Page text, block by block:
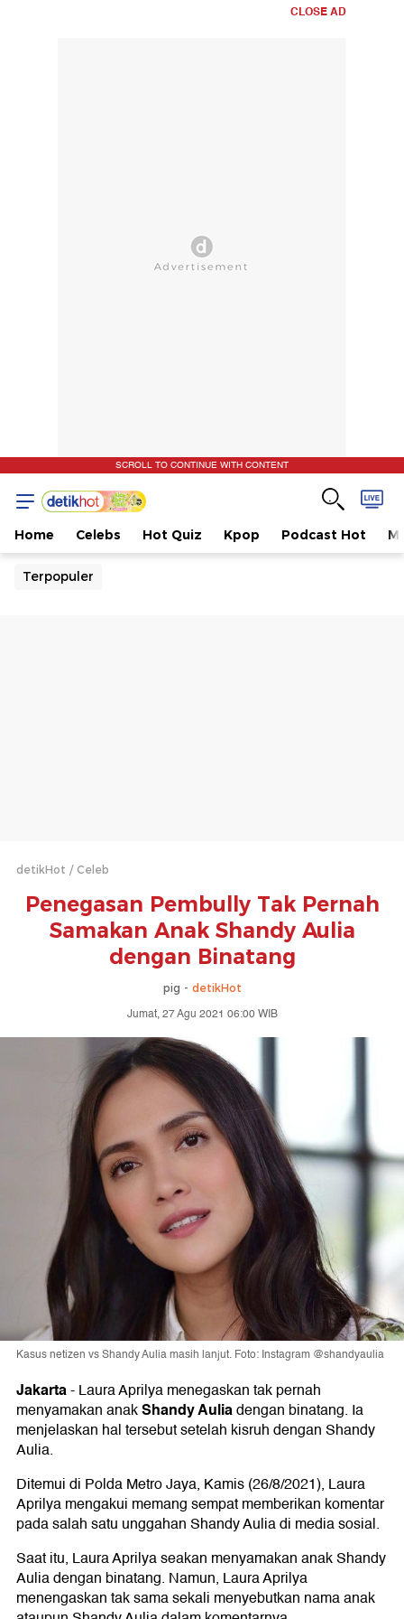
CLOSE AD
SCROLL TO CONTINUE WITH CONTENT
Home Celebs Hot Quiz Kpop Podcast Hot
Terpopuler
detikHot Celeb
Penegasan Pembully Tak Pernah
Samakan Anak Shandy Aulia
dengan Binatang
pig - detikHot
Jumat, 27 Agu 2021 06:00 WIB
Kasus netizen vs Shandy Aulia masih lanjut. Foto: Instagram @shandyaulia
Jakarta-Laura Aprilya menegaskan tak pernah
menyamakan anakShandy Auliadengan binatang. Ia
menjelaskan hal tersebut setelah kisruh dengan Shandy
Aulia.
Ditemui di Polda Metro Jaya, Kamis (26/8/2021), Laura
Aprilya mengakui memang sempat memberikan komentar
pada salah satu unggahan Shandy Aulia di media sosial.
Saat itu, Laura Aprilya seakan menyamakan anak Shandy
Aulia dengan binatang. Namun, Laura Aprilya
menengaskan tak sama sekali menyebutkan nama anak